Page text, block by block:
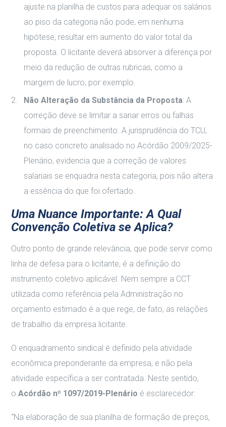
ajuste na planilha de custos para adequar os salários
ao piso da categoria não pode, em nenhuma
hipótese, resultar em aumento do valor total da
proposta. O licitante deverá absorver a diferença por
meio da redução de outras rubricas, como a
margem de lucro, por exemplo.
Não Alteração da Substância da Proposta: A
correção deve se limitar a sanar erros ou falhas
formais de preenchimento. A jurisprudência do TCU,
no caso concreto analisado no Acórdão 2009/2025-
Plenário, evidencia que a correção de valores
salariais se enquadra nesta categoria, pois não altera
a essência do que foi ofertado.
Uma Nuance Importante: A Qual
Convenção Coletiva se Aplica?
Outro ponto de grande relevância, que pode servir como
linha de defesa para o licitante, é a definição do
instrumento coletivo aplicável. Nem sempre a CCT
utilizada como referência pela Administração no
orçamento estimado é a que rege, de fato, as relações
de trabalho da empresa licitante.
O enquadramento sindical é definido pela atividade
econômica preponderante da empresa, e não pela
atividade específica a ser contratada. Neste sentido,
oAcórdão nº 1097/2019-Plenário é esclarecedor:
“Na elaboração de sua planilha de formação de preços,